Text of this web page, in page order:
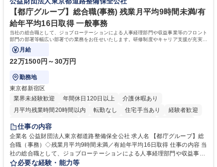
待され。組織を支えるスペシャリストとして、チームに貢献し、結果的に
社員から頼られる存在になることができます。平均19:30の退勤以降の業
務の持ち帰りも禁止されており、メリハリのある働き方となります。 学
歴・資格 学歴：大学院 大学 高専 短大 語学力： 資格：
【都庁グループ】総合職(事務) 残業月平均9時間未満/有
給年平均16日取得 一般事務
当社の総合職として、ジョブローテーションによる人事経理部門や収益事業等のフロント
部門の部署等幅広い部署での業務をお任せいたします。研修制度やキャリア支援が充実し
ております！ ※下記業務詳細
月給
22万1500円～30万円
勤務地
東京都新宿区
業界未経験歓迎
年間休日120日以上
介護休暇あり
月平均残業時間20時間以内
転勤なし 住宅手当あり
経験者歓迎
研修あり
退職金あり
駅近5分以内
資格取得手当あり 食事補助あり
仕事の内容
企業名 公益財団法人東京都道路整備保全公社 求人名 【都庁グループ】総
合職（事務）◇残業月平均9時間未満／有給年平均16日取得 仕事の内容 当
社の総合職として、ジョブローテーションによる人事経理部門や収益事業
等のフロント部門の部署等幅広い部署での業務をお任せいたします。研修
必要な経験・能力等